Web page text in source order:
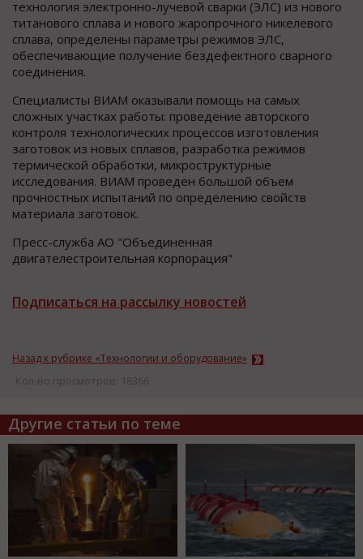
технология электронно-лучевой сварки (ЭЛС) из нового
титанового сплава и нового жаропрочного никелевого
сплава, определены параметры режимов ЭЛС,
обеспечивающие получение бездефектного сварного
соединения.
Специалисты ВИАМ оказывали помощь на самых
сложных участках работы: проведение авторского
контроля технологических процессов изготовления
заготовок из новых сплавов, разработка режимов
термической обработки, микроструктурные
исследования. ВИАМ проведен большой объем
прочностных испытаний по определению свойств
материала заготовок.
Пресс-служба АО "Объединенная
двигателестроительная корпорация"
Подписаться на рассылку новостей
Назад к рубрике «Технологии и оборудование»
Кол-во просмотров: 18366
Другие статьи по теме